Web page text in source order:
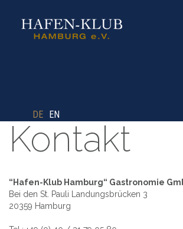
DE EN
Kontakt
“Hafen-Klub Hamburg“ Gastronomie
Bei den St. Pauli Landungsbrücken 3
20359 Hamburg